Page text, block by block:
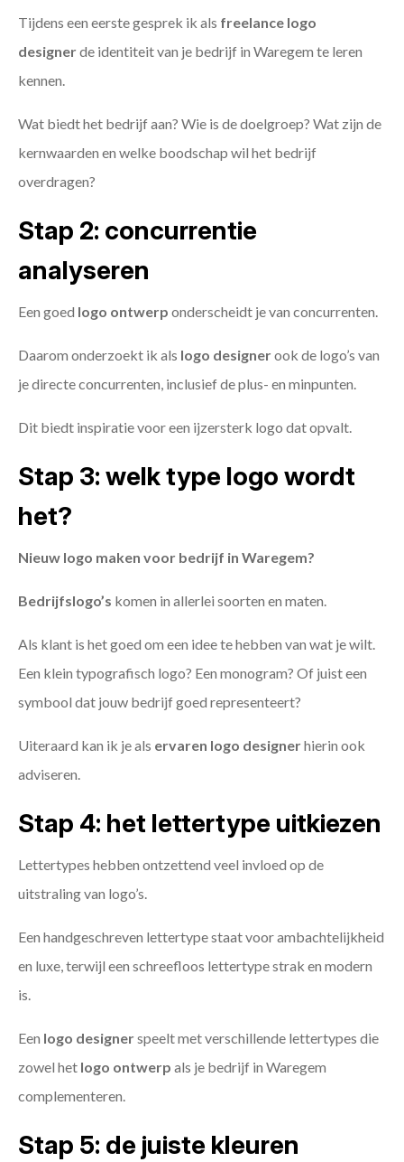
Tijdens een eerste gesprek ik als freelance logo
designerde identiteit van je bedrijf in Waregem te leren
kennen.
Wat biedt het bedrijf aan? Wie is de doelgroep? Wat zijn de
kernwaarden en welke boodschap wil het bedrijf
overdragen?
Stap 2: concurrentie
analyseren
Een goed logo ontwerp onderscheidt je van concurrenten.
Daarom onderzoekt ik als logo designerook de logo’s van
je directe concurrenten, inclusief de plus- en minpunten.
Dit biedt inspiratie voor een ijzersterk logo dat opvalt.
Stap 3: welk type logo wordt
het?
Nieuw logo maken voor bedrijf in Waregem?
Bedrijfslogo’s komen in allerlei soorten en maten.
Als klant is het goed om een idee te hebben van wat je wilt.
Een klein typografisch logo? Een monogram? Of juist een
symbool dat jouw bedrijf goed representeert?
Uiteraard kan ik je als ervaren logo designerhierin ook
adviseren.
Stap 4: het lettertype uitkiezen
Lettertypes hebben ontzettend veel invloed op de
uitstraling van logo’s.
Een handgeschreven lettertype staat voor ambachtelijkheid
en luxe, terwijl een schreefloos lettertype strak en modern
is.
Een logo designerspeelt met verschillende lettertypes die
zowel het logo ontwerp als je bedrijf in Waregem
complementeren.
Stap 5: de juiste kleuren